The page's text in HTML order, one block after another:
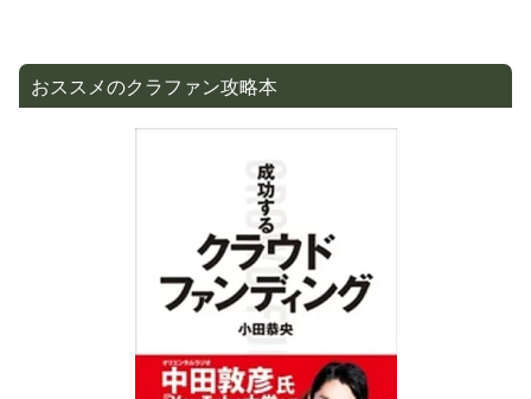
おススメのクラファン攻略本